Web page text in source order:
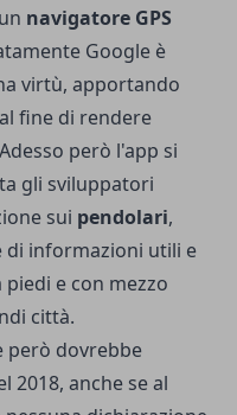
navigatore GPS
Google è
virtù, apportando
fine di rendere
però l'app si
gli sviluppatori
sui pendolari,
di informazioni utili e
e con mezzo
città.
però dovrebbe
2018, anche se al